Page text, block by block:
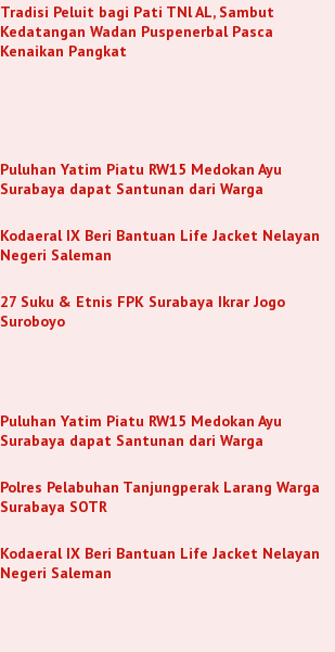
Tradisi Peluit bagi Pati TNl AL, Sambut
Kedatangan Wadan Puspenerbal Pasca
Kenaikan Pangkat
Puluhan Yatim Piatu RW15 Medokan Ayu
Surabaya dapat Santunan dari Warga
Kodaeral IX Beri Bantuan Life Jacket Nelayan
Negeri Saleman
27 Suku & Etnis FPK Surabaya Ikrar Jogo
Suroboyo
Puluhan Yatim Piatu RW15 Medokan Ayu
Surabaya dapat Santunan dari Warga
Polres Pelabuhan Tanjungperak Larang Warga
Surabaya SOTR
Kodaeral IX Beri Bantuan Life Jacket Nelayan
Negeri Saleman